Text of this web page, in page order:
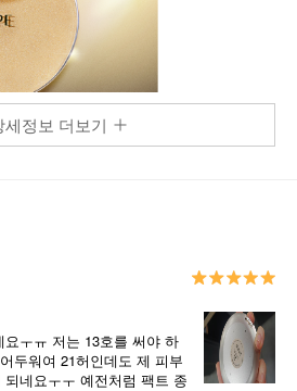
세정보 더보기
ㅜㅠ 저는 13호를 써야 하
두워여 21허인데도 제 피부
네요ㅜㅜ 예전처럼 팩트 종